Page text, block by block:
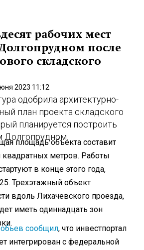
рабочих мест
после
складского
2023 11:12
одобрила архитектурно-
план проекта складского
планируется построить
площадь объекта составит
квадратных метров. Работы
в конце этого года,
Трехэтажный объект
вдоль Лихачевского проезда,
иметь одиннадцать зон
сообщил, что инвестпортал
интегрирован с федеральной